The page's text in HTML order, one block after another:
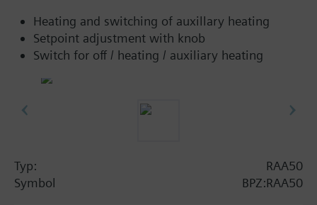
Heating and switching of auxillary heating
Setpoint adjustment with knob
Switch for off / heating / auxiliary heating
Typ:
RAA50
Symbol
BPZ:RAA50